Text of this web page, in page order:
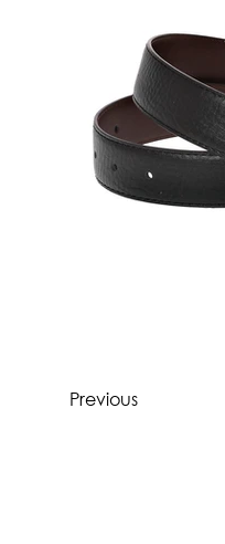
Previous